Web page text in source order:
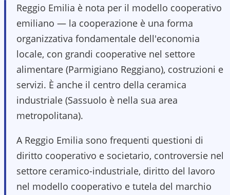
Reggio Emilia è nota per il modello cooperativo
emiliano — la cooperazione è una forma
organizzativa fondamentale dell'economia
locale, con grandi cooperative nel settore
alimentare (Parmigiano Reggiano), costruzioni e
servizi. È anche il centro della ceramica
industriale (Sassuolo è nella sua area
metropolitana).
A Reggio Emilia sono frequenti questioni di
diritto cooperativo e societario, controversie nel
settore ceramico-industriale, diritto del lavoro
nel modello cooperativo e tutela del marchio